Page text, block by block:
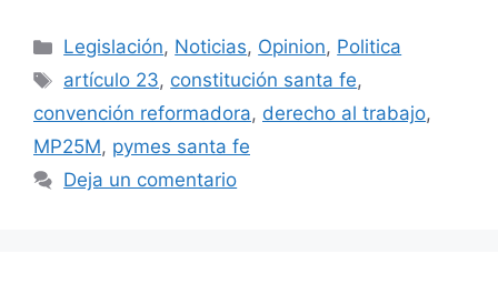
Legislación, Noticias, Opinion, Politica
artículo 23, constitución santa fe,
convención reformadora, derecho al trabajo,
MP25M, pymes santa fe
Deja un comentario